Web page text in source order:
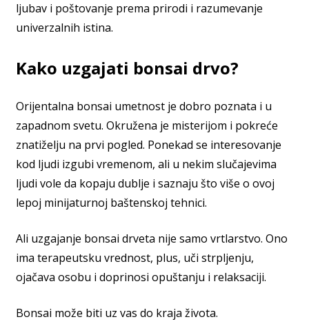
ljubav i poštovanje prema prirodi i razumevanje
univerzalnih istina.
Kako uzgajati bonsai drvo?
Orijentalna bonsai umetnost je dobro poznata i u
zapadnom svetu. Okružena je misterijom i pokreće
znatiželju na prvi pogled. Ponekad se interesovanje
kod ljudi izgubi vremenom, ali u nekim slučajevima
ljudi vole da kopaju dublje i saznaju što više o ovoj
lepoj minijaturnoj baštenskoj tehnici.
Ali uzgajanje bonsai drveta nije samo vrtlarstvo. Ono
ima terapeutsku vrednost, plus, uči strpljenju,
ojačava osobu i doprinosi opuštanju i relaksaciji.
Bonsai može biti uz vas do kraja života.